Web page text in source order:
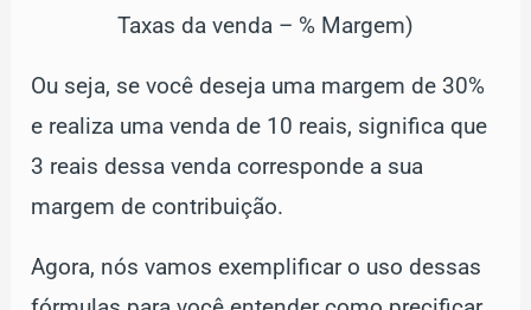
Taxas da venda – % Margem)
Ou seja, se você deseja uma margem de 30%
e realiza uma venda de 10 reais, significa que
3 reais dessa venda corresponde a sua
margem de contribuição.
Agora, nós vamos exemplificar o uso dessas